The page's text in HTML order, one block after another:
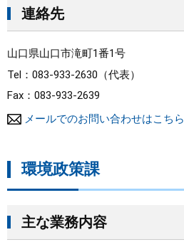
連絡先
山口県山口市滝町1番1号
Tel：083-933-2630
代表
Fax：083-933-2639
メールでのお問い合わせはこちら
環境政策課
主な業務内容